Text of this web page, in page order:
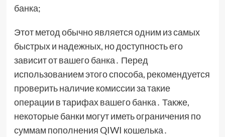
банка;
Этот метод обычно является одним из самых
быстрых и надежных, но доступность его
зависит от вашего банка․ Перед
использованием этого способа, рекомендуется
проверить наличие комиссии за такие
операции в тарифах вашего банка․ Также,
некоторые банки могут иметь ограничения по
суммам пополнения QIWI кошелька․